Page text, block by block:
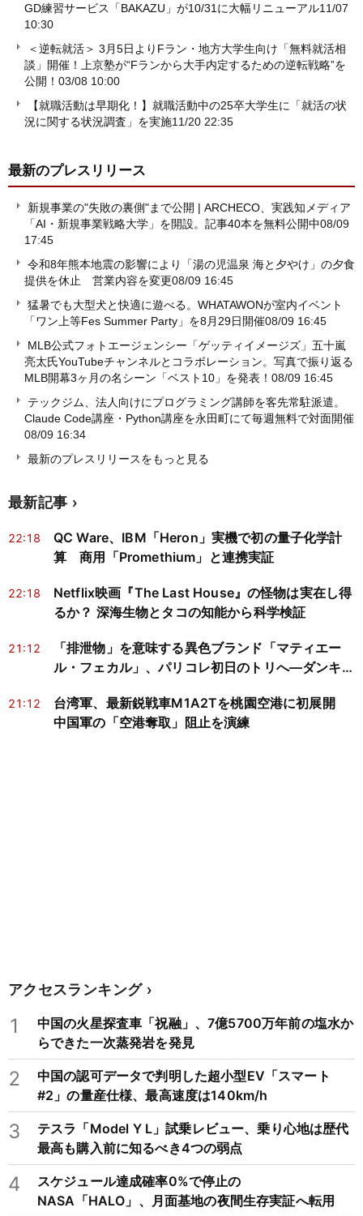
GD練習サービス「BAKAZU」が10/31に大幅リニューアル11/07
10:30
＜逆転就活＞ 3月5日よりFラン・地方大学生向け「無料就活相
談」開催！上京塾が“Fランから大手内定するための逆転戦略”を
公開！ 03/08 10:00
【就職活動は早期化！】就職活動中の25卒大学生に「就活の状
況に関する状況調査」を実施11/20 22:35
最新のプレスリリース
新規事業の"失敗の裏側"まで公開 | ARCHECO、実践知メディア
「AI・新規事業戦略大学」を開設。記事40本を無料公開中08/09
17:45
令和8年熊本地震の影響により「湯の児温泉 海と夕やけ」の夕食
提供を休止 営業内容を変更08/09 16:45
猛暑でも大型犬と快適に遊べる。WHATAWONが室内イベント
「ワン上等Fes Summer Party」を8月29日開催08/09 16:45
MLB公式フォトエージェンシー「ゲッティイメージズ」五十嵐
亮太氏YouTubeチャンネルとコラボレーション。写真で振り返る
MLB開幕3ヶ月の名シーン「ベスト10」を発表！ 08/09 16:45
テックジム、法人向けにプログラミング講師を客先常駐派遣。
Claude Code講座・Python講座を永田町にて毎週無料で対面開催
08/09 16:34
最新のプレスリリースをもっと見る
最新記事
22:18
QC Ware、IBM「Heron」実機で初の量子化学計
算 商用「Promethium」と連携実証
22:18
Netflix映画『The Last House』の怪物は実在し得
るか？ 深海生物とタコの知能から科学検証
21:12
「排泄物」を意味する異色ブランド「マティエー
ル・フェカル」、パリコレ初日のトリへ―ダンキン
21:12
台湾軍、最新鋭戦車M1A2Tを桃園空港に初展開
中国軍の「空港奪取」阻止を演練
アクセスランキング
1
中国の火星探査車「祝融」、7億5700万年前の塩水か
らできた一次蒸発岩を発見
2
中国の認可データで判明した超小型EV「スマート
#2」の量産仕様、最高速度は140km/h
3
テスラ「Model Y L」試乗レビュー、乗り心地は歴代
最高も購入前に知るべき4つの弱点
4
スケジュール達成確率0%で停止の
NASA「HALO」、月面基地の夜間生存実証へ転用